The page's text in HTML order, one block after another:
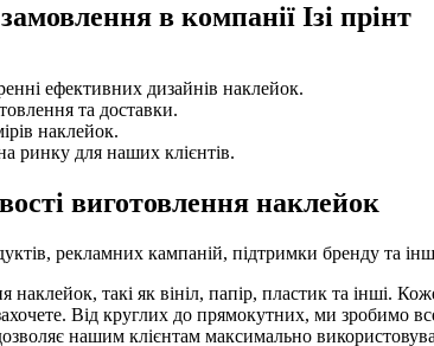
в компанії Ізі прінт
ефективних дизайнів наклейок.
та доставки.
наклейок.
ринку для наших клієнтів.
виготовлення наклейок
рекламних кампаній, підтримки бренду та
такі як вініл, папір, пластик та інші.
Від круглих до прямокутних, ми зробимо
нашим клієнтам максимально